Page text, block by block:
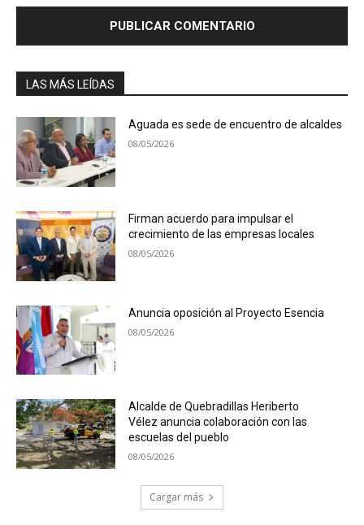
LAS MÁS LEÍDAS
Aguada es sede de encuentro de alcaldes
08/05/2026
Firman acuerdo para impulsar el
crecimiento de las empresas locales
08/05/2026
Anuncia oposición al Proyecto Esencia
08/05/2026
Alcalde de Quebradillas Heriberto
Vélez anuncia colaboración con las
escuelas del pueblo
08/05/2026
Cargar más